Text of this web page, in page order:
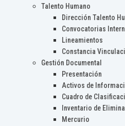
Talento Humano
Dirección Talento
Convocatorias
Lineamientos
Constancia
Gestión Documental
Presentación
Activos de
Cuadro de
Inventario de
Mercurio